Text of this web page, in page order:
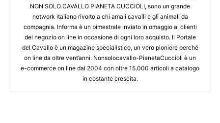
NON SOLO CAVALLO PIANETA CUCCIOLI, sono un grande
network italiano rivolto a chi ama i cavalli e gli animali da
compagnia. Informa è un bimestrale inviato in omaggio ai clienti
del negozio on line in occasione di ogni loro acquisto. Il Portale
del Cavallo è un magazine specialistico, un vero pioniere perché
on line da oltre vent’anni. Nonsolocavallo-PianetaCuccioli è un
e-commerce on line dal 2004 con oltre 15.000 articoli a catalogo
in costante crescita.